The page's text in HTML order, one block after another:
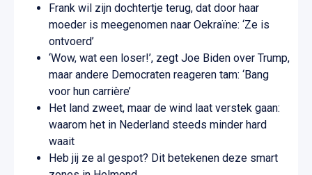
Frank wil zijn dochtertje terug, dat door haar
moeder is meegenomen naar Oekraïne: ‘Ze is
ontvoerd’
‘Wow, wat een loser!’, zegt Joe Biden over Trump,
maar andere Democraten reageren tam: ‘Bang
voor hun carrière’
Het land zweet, maar de wind laat verstek gaan:
waarom het in Nederland steeds minder hard
waait
Heb jij ze al gespot? Dit betekenen deze smart